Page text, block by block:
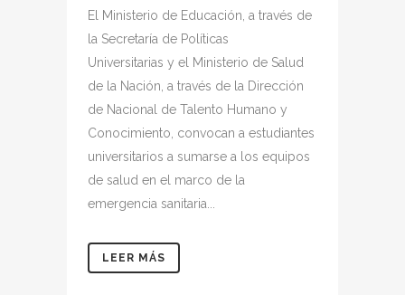
El Ministerio de Educación, a través de
la Secretaría de Políticas
Universitarias y el Ministerio de Salud
de la Nación, a través de la Dirección
de Nacional de Talento Humano y
Conocimiento, convocan a estudiantes
universitarios a sumarse a los equipos
de salud en el marco de la
emergencia sanitaria...
LEER MÁS